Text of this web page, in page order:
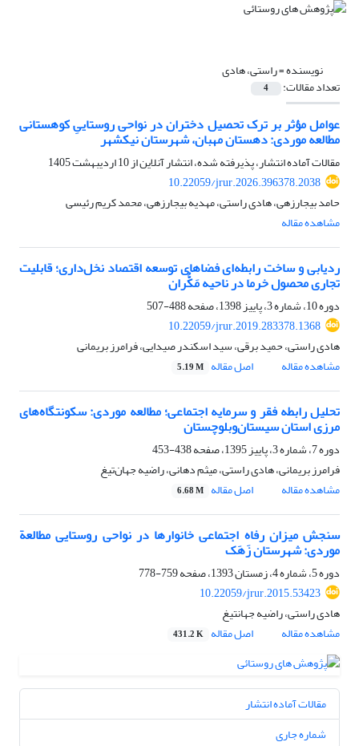
نویسنده =راستی، هادی
تعداد مقالات: 4
عوامل مؤثر بر ترک تحصیل دختران در نواحی روستاییِ کوهستانی
مطالعه موردی: دهستان مهبان، شهرستان نیکشهر
مقالات آماده انتشار، پذیرفته شده، انتشار آنلاین از10 اردیبهشت 1405
10.22059/jrur.2026.396378.2038
حامد بیجارزهی، هادی راستی، مهدیه بیجارزهی، محمد کریم رئیسی
مشاهده مقاله
ردیابی و ساخت رابطه‌ای فضاهای توسعه اقتصاد نخل‌داری؛ قابلیت
تجاری محصول خرما در ناحیه مَکُّران
دوره 10، شماره 3، پاییز 1398، صفحه
488-507
10.22059/jrur.2019.283378.1368
هادی راستی، حمید برقی، سید اسکندر صیدایی، فرامرز بریمانی
مشاهده مقاله
اصل مقاله 5.19 M
تحلیل رابطه‌ فقر و سرمایه اجتماعی؛ مطالعه موردی: سکونتگاه‌های
مرزی استان سیستان‌وبلوچستان
دوره 7، شماره 3، پاییز 1395، صفحه
438-453
فرامرز بریمانی، هادی راستی، میثم دهانی، راضیه جهان‌تیغ
مشاهده مقاله
اصل مقاله 6.68 M
سنجش میزان رفاه اجتماعی خانوارها در نواحی روستایی مطالعة
موردی: شهرستان زَهَک
دوره 5، شماره 4، زمستان 1393، صفحه
759-778
10.22059/jrur.2015.53423
هادی راستی، راضیه جهانتیغ
مشاهده مقاله
اصل مقاله 431.2 K
مقالات آماده انتشار
شماره جاری